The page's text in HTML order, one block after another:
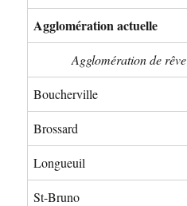
Agglomération actuelle
Agglomération de rêve
Boucherville
Brossard
Longueuil
St-Bruno